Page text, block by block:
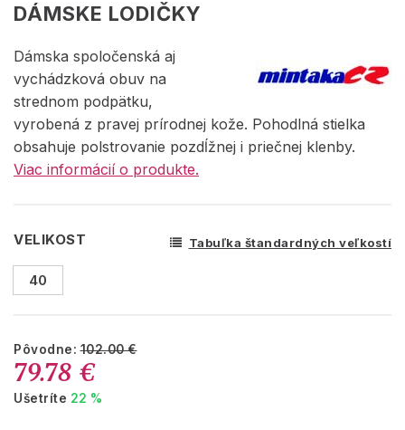
DÁMSKE LODIČKY
Dámska spoločenská aj
vychádzková obuv na
strednom podpätku,
vyrobená z pravej prírodnej kože. Pohodlná stielka
obsahuje polstrovanie pozdĺžnej i priečnej klenby.
Viac informácií o produkte.
VELIKOST Tabuľka štandardných veľkostí
40
Pôvodne:102.00 €
79.78 €
Ušetríte 22 %